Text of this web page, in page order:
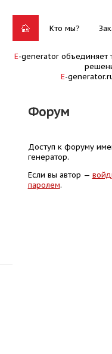
Кто мы?
E-generator объединяет
E-
Форум
Доступ к форуму
генератор.
Если вы автор —
паролем.